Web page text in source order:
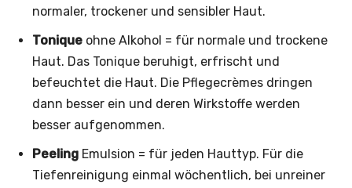
normaler, trockener und sensibler Haut.
Tonique ohne Alkohol = für normale und trockene
Haut. Das Tonique beruhigt, erfrischt und
befeuchtet die Haut. Die Pflegecrèmes dringen
dann besser ein und deren Wirkstoffe werden
besser aufgenommen.
Peeling Emulsion = für jeden Hauttyp. Für die
Tiefenreinigung einmal wöchentlich, bei unreiner